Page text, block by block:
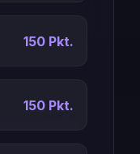
150 Pkt.
150 Pkt.